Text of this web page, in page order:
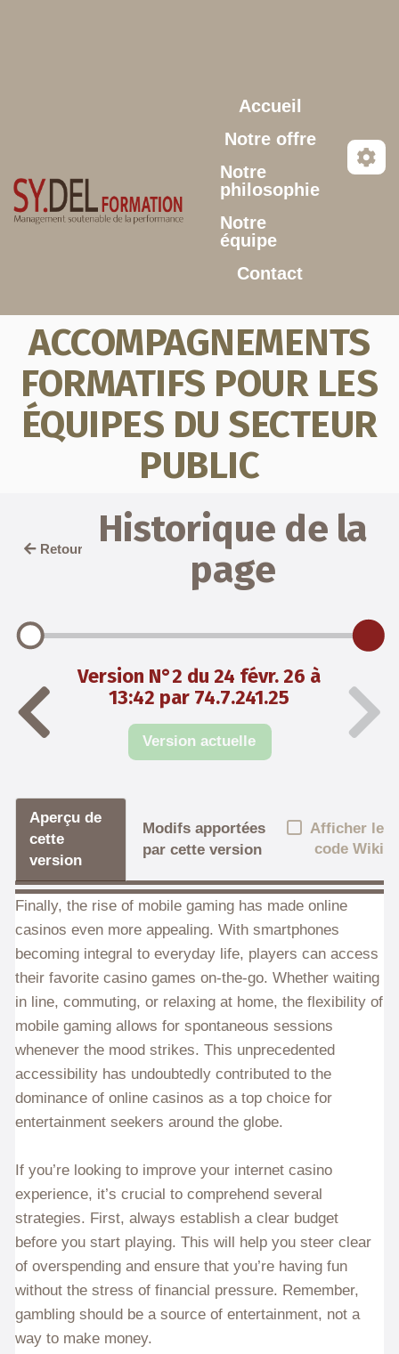
Accueil
Notre offre
Notre
philosophie
Notre
équipe
Contact
ACCOMPAGNEMENTS
FORMATIFS POUR LES
ÉQUIPES DU SECTEUR
PUBLIC
Retour
Historique de la
page
Version N°2 du 24 févr. 26 à
13:42 par 74.7.241.25
Version actuelle
Aperçu de
cette
version
Modifs apportées
par cette version
Afficher le
code Wiki